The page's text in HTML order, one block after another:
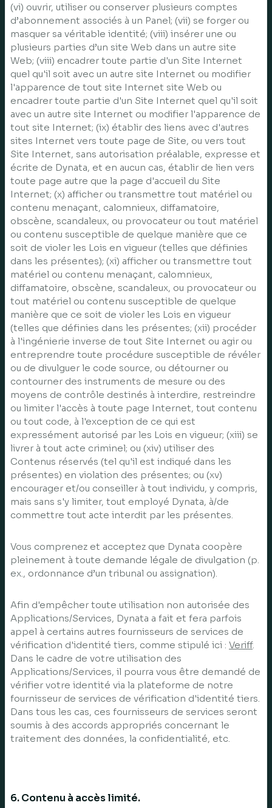
(vi) ouvrir, utiliser ou conserver plusieurs comptes
d’abonnement associés à un Panel; (vii) se forger ou
masquer sa véritable identité; (viii) insérer une ou
plusieurs parties d’un site Web dans un autre site
Web; (viii) encadrer toute partie d'un Site Internet
quel qu'il soit avec un autre site Internet ou modifier
l'apparence de tout site Internet site Web ou
encadrer toute partie d'un Site Internet quel qu'il soit
avec un autre site Internet ou modifier l'apparence de
tout site Internet; (ix) établir des liens avec d'autres
sites Internet vers toute page de Site, ou vers tout
Site Internet, sans autorisation préalable, expresse et
écrite de Dynata, et en aucun cas, établir de lien vers
toute page autre que la page d'accueil du Site
Internet; (x) afficher ou transmettre tout matériel ou
contenu menaçant, calomnieux, diffamatoire,
obscène, scandaleux, ou provocateur ou tout matériel
ou contenu susceptible de quelque manière que ce
soit de violer les Lois en vigueur (telles que définies
dans les présentes); (xi) afficher ou transmettre tout
matériel ou contenu menaçant, calomnieux,
diffamatoire, obscène, scandaleux, ou provocateur ou
tout matériel ou contenu susceptible de quelque
manière que ce soit de violer les Lois en vigueur
(telles que définies dans les présentes; (xii) procéder
à l'ingénierie inverse de tout Site Internet ou agir ou
entreprendre toute procédure susceptible de révéler
ou de divulguer le code source, ou détourner ou
contourner des instruments de mesure ou des
moyens de contrôle destinés à interdire, restreindre
ou limiter l'accès à toute page Internet, tout contenu
ou tout code, à l'exception de ce qui est
expressément autorisé par les Lois en vigueur; (xiii) se
livrer à tout acte criminel; ou (xiv) utiliser des
Contenus réservés (tel qu'il est indiqué dans les
présentes) en violation des présentes; ou (xv)
encourager et/ou conseiller à tout individu, y compris,
mais sans s'y limiter, tout employé Dynata, à/de
commettre tout acte interdit par les présentes.
Vous comprenez et acceptez que Dynata coopère
pleinement à toute demande légale de divulgation (p.
ex., ordonnance d’un tribunal ou assignation).
Afin d'empêcher toute utilisation non autorisée des
Applications/Services, Dynata a fait et fera parfois
appel à certains autres fournisseurs de services de
vérification d'identité tiers, comme stipulé ici : Veriff.
Dans le cadre de votre utilisation des
Applications/Services, il pourra vous être demandé de
vérifier votre identité via la plateforme de notre
fournisseur de services de vérification d'identité tiers.
Dans tous les cas, ces fournisseurs de services seront
soumis à des accords appropriés concernant le
traitement des données, la confidentialité, etc.
6. Contenu à accès limité.